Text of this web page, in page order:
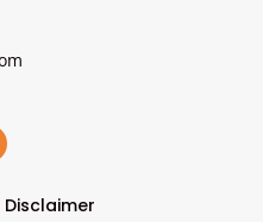
Disclaimer